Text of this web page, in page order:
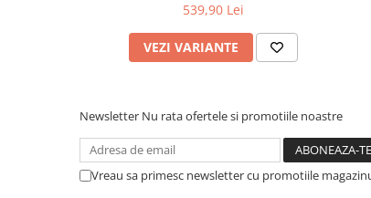
539,90 Lei
VEZI VARIANTE
Newsletter Nu rata ofertele si promotiile noastre
Vreau sa primesc newsletter cu promotiile